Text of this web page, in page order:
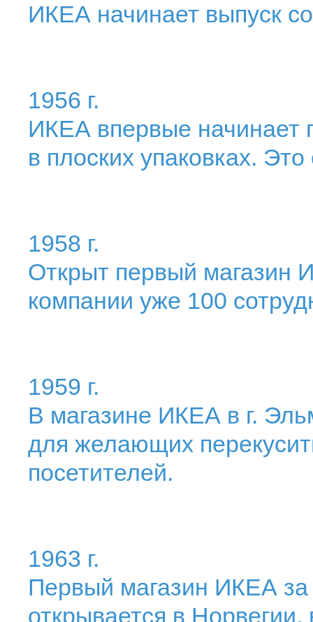
ИКЕА начинает выпуск
1956 г.
ИКЕА впервые начинает
в плоских упаковках.
1958 г.
Открыт первый магазин
компании уже 100
1959 г.
В магазине ИКЕА в г.
для желающих
посетителей.
1963 г.
Первый магазин ИКЕА
открывается в